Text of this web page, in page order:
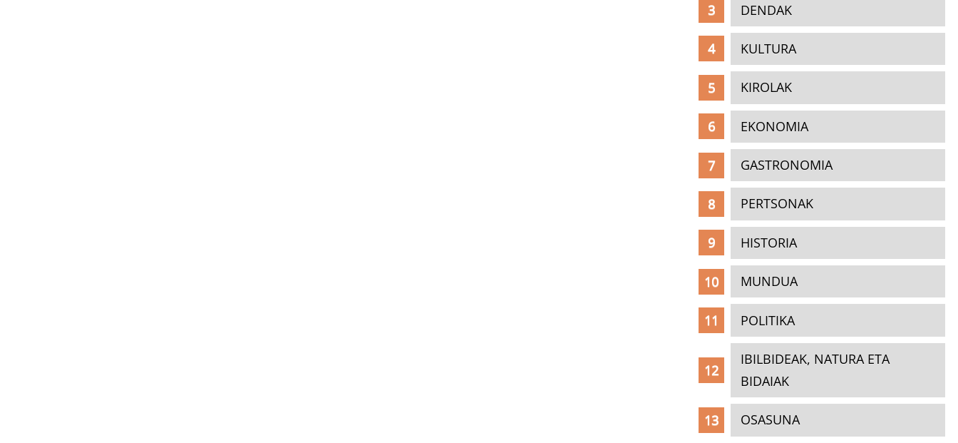
DENDAK
KULTURA
KIROLAK
EKONOMIA
GASTRONOMIA
PERTSONAK
HISTORIA
MUNDUA
POLITIKA
IBILBIDEAK, NATURA ETA
BIDAIAK
OSASUNA